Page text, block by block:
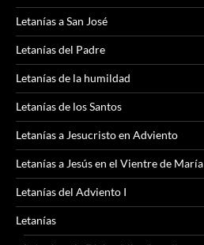
Letanías a San José
Letanías del Padre
Letanías de la humildad
Letanías de los Santos
Letanías a Jesucristo en Adviento
Letanías a Jesús en el Vientre de María
Letanías del Adviento I
Letanías